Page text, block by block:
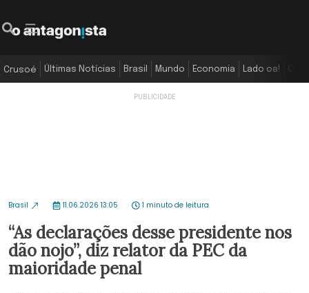
Crusoé Últimas Notícias Brasil Mundo Economia Lado oa!
Brasil 11.06.2026 13:05 1 minuto de leitura
“As declarações desse presidente nos
dão nojo”, diz relator da PEC da
maioridade penal